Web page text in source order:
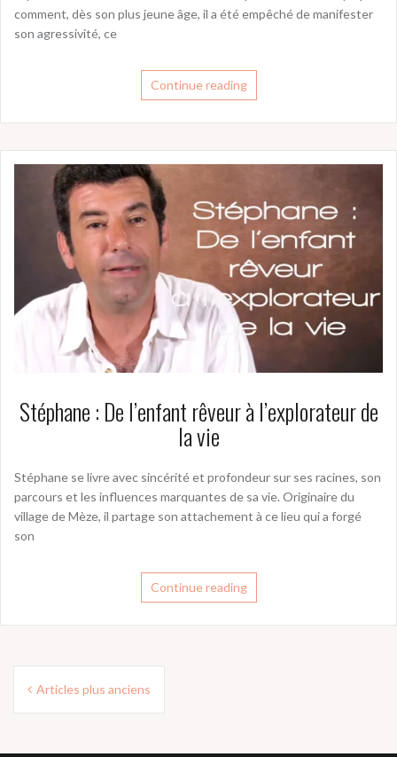
comment, dès son plus jeune âge, il a été empêché de manifester
son agressivité, ce
Continue reading
Stéphane : De l’enfant rêveur à l’explorateur de
la vie
Stéphane se livre avec sincérité et profondeur sur ses racines, son
parcours et les influences marquantes de sa vie. Originaire du
village de Mèze, il partage son attachement à ce lieu qui a forgé
son
Continue reading
Navigation
Articles plus anciens